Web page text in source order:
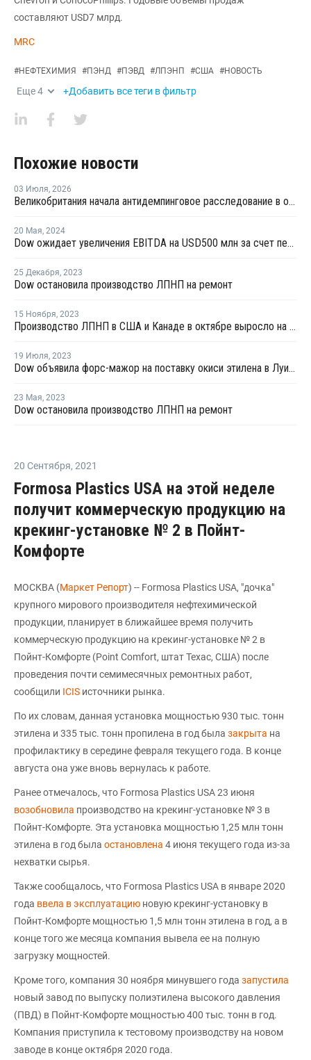
составляют USD7 млрд.
MRC
#НЕФТЕХИМИЯ #ПЭНД #ПЭВД #ЛПЭНП #США #НОВОСТЬ
Еще4 +Добавить все теги в фильтр
Похожие новости
03 Июля, 2026
Великобритания начала антидемпинговое расследование в отношении импорта ЛПНП из США
20 Мая, 2024
Dow ожидает увеличения EBITDA на USD500 млн за счет переработки отходов к 2030 году
25 Декабря, 2023
Dow остановила производство ЛПНП на ремонт
15 Ноября, 2023
Производство ЛПНП в США и Канаде в октябре выросло на 7%
19 Июля, 2023
Dow объявила форс-мажор на поставку окиси этилена в Луизиане
23 Мая, 2023
Dow остановила производство ЛПНП на ремонт
20 Сентября, 2021
Formosa Plastics USA на этой неделе
получит коммерческую продукцию на
крекинг-установке № 2 в Пойнт-
Комфорте
МОСКВА (Маркет Репорт) -- Formosa Plastics USA, "дочка"
крупного мирового производителя нефтехимической
продукции, планирует в ближайшее время получить
коммерческую продукцию на крекинг-установке № 2 в
Пойнт-Комфорте (Point Comfort, штат Техас, США) после
проведения почти семимесячных ремонтных работ,
сообщили ICIS источники рынка.
По их словам, данная установка мощностью 930 тыс. тонн
этилена и 335 тыс. тонн пропилена в год была закрыта на
профилактику в середине февраля текущего года. В конце
августа она уже вновь вернулась к работе.
Ранее отмечалось, что Formosa Plastics USA 23 июня
возобновила производство на крекинг-установке № 3 в
Пойнт-Комфорте. Эта установка мощностью 1,25 млн тонн
этилена в год была остановлена 4 июня текущего года из-за
нехватки сырья.
Также сообщалось, что Formosa Plastics USA в январе 2020
года ввела в эксплуатацию новую крекинг-установку в
Пойнт-Комфорте мощностью 1,5 млн тонн этилена в год, а в
конце того же месяца компания вывела ее на полную
загрузку мощностей.
Кроме того, компания 30 ноября минувшего года запустила
новый завод по выпуску полиэтилена высокого давления
(ПВД) в Пойнт-Комфорте мощностью 400 тыс. тонн в год.
Компания приступила к тестовому производству на новом
заводе в конце октября 2020 года.